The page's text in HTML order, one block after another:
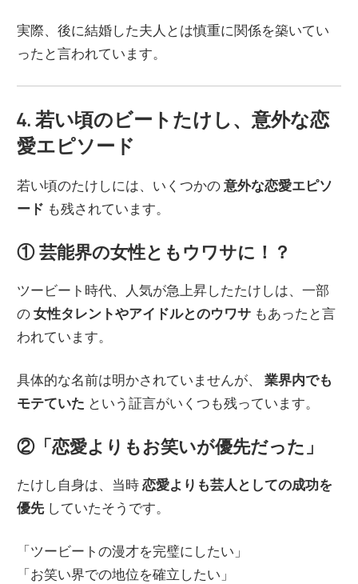
実際、後に結婚した夫人とは慎重に関係を築いてい
ったと言われています。
4. 若い頃のビートたけし、意外な恋
愛エピソード
若い頃のたけしには、いくつかの意外な恋愛エピソ
ード も残されています。
① 芸能界の女性ともウワサに！？
ツービート時代、人気が急上昇したたけしは、一部
の女性タレントやアイドルとのウワサ もあったと言
われています。
具体的な名前は明かされていませんが、業界内でも
モテていた という証言がいくつも残っています。
②「恋愛よりもお笑いが優先だった」
たけし自身は、当時恋愛よりも芸人としての成功を
優先していたそうです。
「ツービートの漫才を完璧にしたい」
「お笑い界での地位を確立したい」